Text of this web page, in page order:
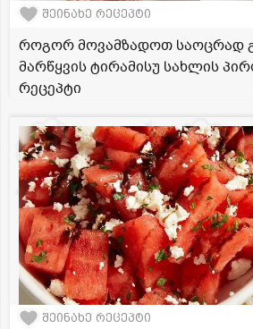
შეინახე რეცეპტი
როგორ მოვამზადოთ საოცრად
მარწყვის ტირამისუ სახლის
რეცეპტი
შეინახე რეცეპტი